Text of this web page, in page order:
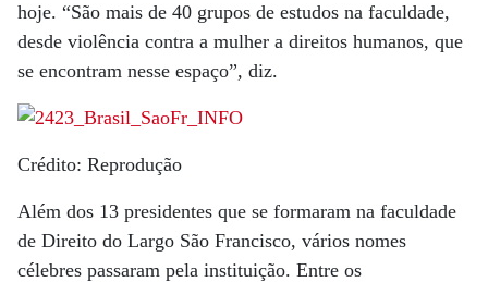
hoje. “São mais de 40 grupos de estudos na faculdade,
desde violência contra a mulher a direitos humanos, que
se encontram nesse espaço”, diz.
Crédito: Reprodução
Além dos 13 presidentes que se formaram na faculdade
de Direito do Largo São Francisco, vários nomes
célebres passaram pela instituição. Entre os